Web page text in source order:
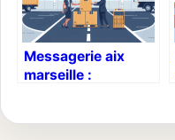
Messagerie aix
marseille :